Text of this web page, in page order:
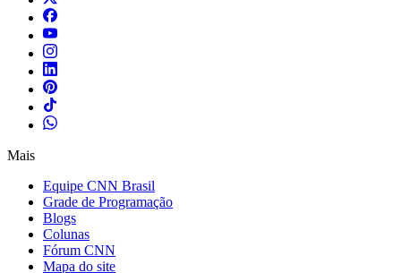
Mais
Equipe CNN Brasil
Grade de Programação
Blogs
Colunas
Fórum CNN
Mapa do site